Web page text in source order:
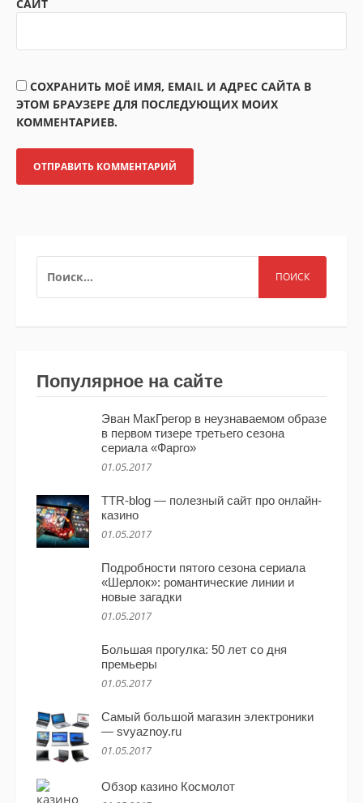
САЙТ
СОХРАНИТЬ МОЁ ИМЯ, EMAIL И АДРЕС САЙТА В
ЭТОМ БРАУЗЕРЕ ДЛЯ ПОСЛЕДУЮЩИХ МОИХ
КОММЕНТАРИЕВ.
Популярное на сайте
Эван МакГрегор в неузнаваемом образе
в первом тизере третьего сезона
сериала «Фарго»
01.05.2017
TTR-blog — полезный сайт про онлайн-
казино
01.05.2017
Подробности пятого сезона сериала
«Шерлок»: романтические линии и
новые загадки
01.05.2017
Большая прогулка: 50 лет со дня
премьеры
01.05.2017
Самый большой магазин электроники
— svyaznoy.ru
01.05.2017
Обзор казино Космолот